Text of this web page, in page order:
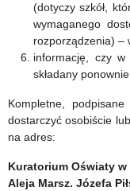
(dotyczy szkół,
wymaganego
rozporządzenia) –
informację, czy w
składany
Kompletne,
dostarczyć osobiście
na adres:
Kuratorium Oświaty
Aleja Marsz. Józefa